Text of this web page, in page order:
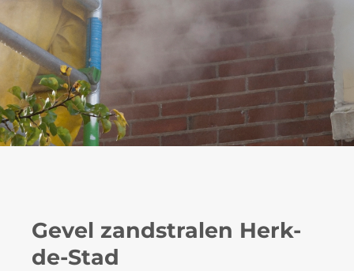
Gevel zandstralen Herk-
de-Stad